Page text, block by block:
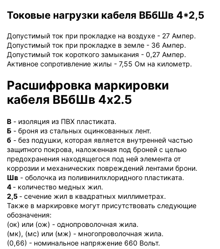
Токовые нагрузки кабеля ВБбШв 4*2,5
Допустимый ток при прокладке на воздухе - 27 Ампер.
Допустимый ток при прокладке в земле - 36 Ампер.
Допустимый ток короткого замыкания - 0,27 Ампер.
Активное сопротивление жилы - 7,55 Ом на километр.
Расшифровка маркировки
кабеля ВБбШв 4х2.5
В - изоляция из ПВХ пластиката.
Б - броня из стальных оцинкованных лент.
б - без подушки, которая является внутренней частью
защитного покрова, наложенная под броней с целью
предохранения находящегося под ней элемента от
коррозии и механических повреждений лентами брони.
Шв - оболочка из поливинилхлоридного пластиката.
4 - количество медных жил.
2,5 - сечение жил в квадратных миллиметрах.
Также в маркировке могут присутствовать следующие
обозначения:
(ок) или (ож) - однопроволочная жила.
(мк), (мс) или (мж) - многопроволочная жила.
(0,66) - номинальное напряжение 660 Вольт.